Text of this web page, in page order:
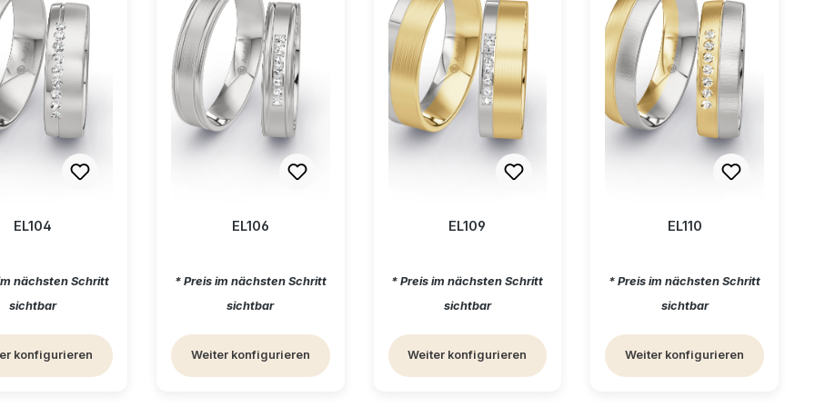
EL104
Preis:
nächsten Schritt
sichtbar
konfigurieren
EL106
Regulärer Preis:
* Preis im nächsten Schritt
sichtbar
Weiter konfigurieren
EL109
Regulärer Preis:
* Preis im nächsten Schritt
sichtbar
Weiter konfigurieren
EL110
Regulärer Preis:
* Preis im nächsten Schritt
sichtbar
Weiter konfigurieren